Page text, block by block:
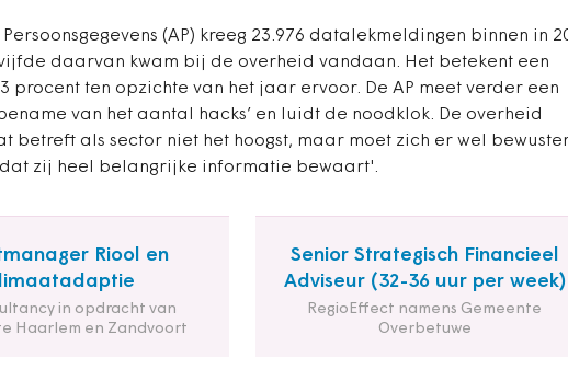
(AP) kreeg 23.976 datalekmeldingen binnen in
daarvan kwam bij de overheid vandaan. Het betekent een
procent ten opzichte van het jaar ervoor. De AP meet verder een
van het aantal hacks’ en luidt de noodklok. De overheid
betreft als sector niet het hoogst, maar moet zich er wel
zij heel belangrijke informatie bewaart'.
Riool en
in opdracht van
Haarlem en Zandvoort
Senior Strategisch Financieel
Adviseur (32-36 uur per week)
RegioEffect namens Gemeente
Overbetuwe